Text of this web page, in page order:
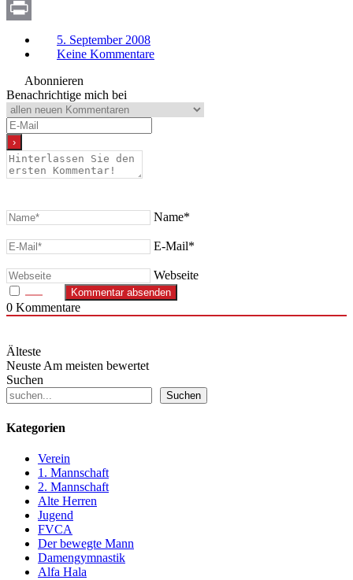
Copy
5. September 2008
Keine Kommentare
Abonnieren
Benachrichtige mich bei
Name*
E-Mail*
Webseite
0 Kommentare
Älteste
NeusteAm meisten bewertet
Suchen
Suchen
Kategorien
Verein
1. Mannschaft
2. Mannschaft
Alte Herren
Jugend
FVCA
Der bewegte Mann
Damengymnastik
Alfa Hala